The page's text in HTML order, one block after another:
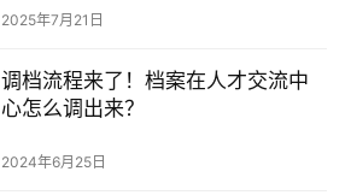
2025年7月21日
调档流程来了！档案在人才交流中
心怎么调出来？
2024年6月25日